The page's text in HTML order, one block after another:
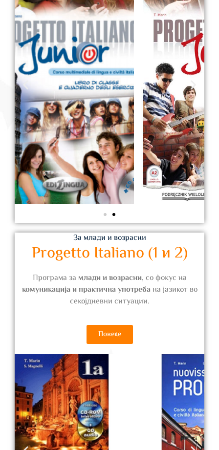
За млади и возрасни
Progetto Italiano (1 и 2)
Програма за млади и возрасни, со фокус на
комуникација и практична употреба на јазикот во
секојдневни ситуации.
Повеќе